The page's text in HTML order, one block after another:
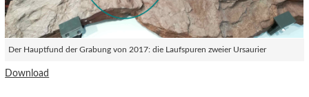
Der Hauptfund der Grabung von 2017: die Laufspuren zweier Ursaurier
Download